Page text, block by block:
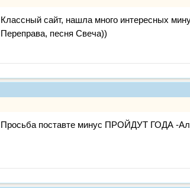
Классный сайт, нашла много интересных
Переправа, песня Свеча))
Просьба поставте минус ПРОЙДУТ ГОДА -